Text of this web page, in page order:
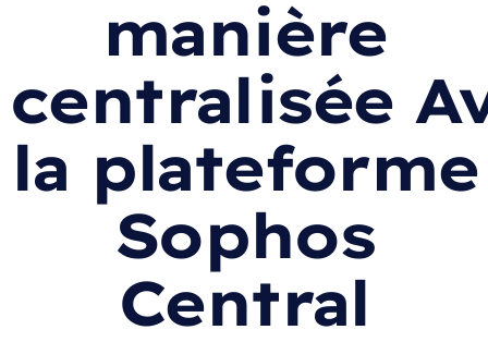
manière
centralisée
la plateforme
Sophos
Central